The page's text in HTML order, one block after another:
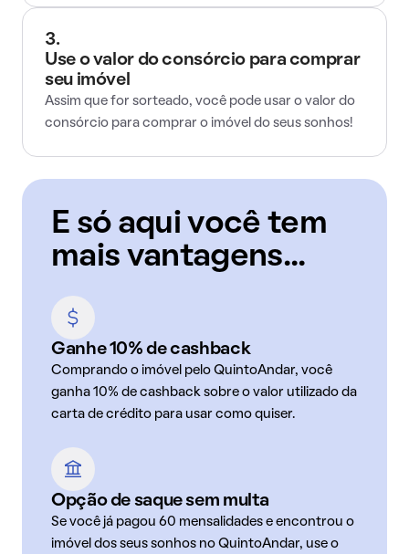
3.
Use o valor do consórcio para comprar
seu imóvel
Assim que for sorteado, você pode usar o valor do
consórcio para comprar o imóvel do seus sonhos!
E só aqui você tem
mais vantagens...
Ganhe 10% de cashback
Comprando o imóvel pelo QuintoAndar, você
ganha 10% de cashback sobre o valor utilizado da
carta de crédito para usar como quiser.
Opção de saque sem multa
Se você já pagou 60 mensalidades e encontrou o
imóvel dos seus sonhos no QuintoAndar, use o